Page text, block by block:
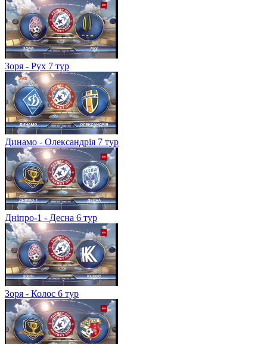
Зоря - Рух 7 тур
Динамо - Олександрія 7 тур
Дніпро-1 - Десна 6 тур
Зоря - Колос 6 тур